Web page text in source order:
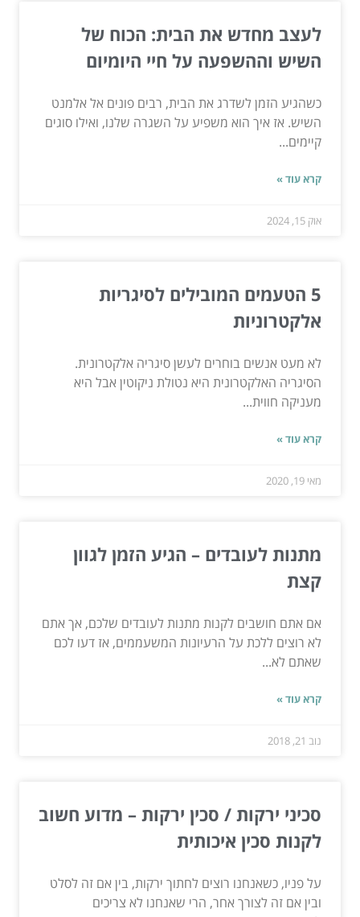
לעצב מחדש את הבית: הכוח של
השיש וההשפעה על חיי היומיום
כשהגיע הזמן לשדרג את הבית, רבים פונים אל אלמנט
השיש. אז איך הוא משפיע על השגרה שלנו, ואילו סוגים
קיימים...
קרא עוד »
אוק 15, 2024
5 הטעמים המובילים לסיגריות
אלקטרוניות
לא מעט אנשים בוחרים לעשן סיגריה אלקטרונית.
הסיגריה האלקטרונית היא נטולת ניקוטין אבל היא
מעניקה חווית...
קרא עוד »
מאי 19, 2020
מתנות לעובדים – הגיע הזמן לגוון
קצת
אם אתם חושבים לקנות מתנות לעובדים שלכם, אך אתם
לא רוצים ללכת על הרעיונות המשעממים, אז דעו לכם
שאתם לא...
קרא עוד »
נוב 21, 2018
סכיני ירקות / סכין ירקות – מדוע חשוב
לקנות סכין איכותית
על פניו, כשאנחנו רוצים לחתוך ירקות, בין אם זה לסלט
ובין אם זה לצורך אחר, הרי שאנחנו לא צריכים